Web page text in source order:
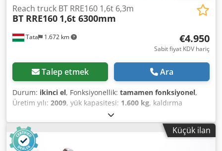
Tata 1.672 km
Reach truck BT RRE160 1,6t 6,3m
BT RRE160 1,6t 6300mm
€4.950
Sabit fiyat KDV hariç
Talep etmek Ara
Durum: ikinci el, Fonksiyonellik: tamamen fonksiyonel,
Üretim yılı: 2009, yük kapasitesi: 1.600 kg, kaldırma
, serbest kaldırma:
merkezi:600 mm, yakıt türü:elektrikli, direk tipi:triplex,
Donanım:
aydınlatma, tam servis geçmişi, yan kaydırma,
BT RRE160 elektrikli reach truck, mükemmel durumda
Küçük ilan